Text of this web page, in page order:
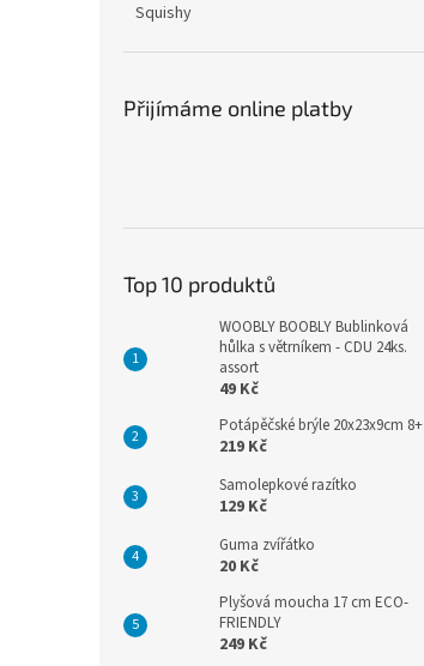
Squishy
Přijímáme online platby
Top 10 produktů
WOOBLY BOOBLY Bublinková
hůlka s větrníkem - CDU 24ks.
assort
49 Kč
Potápěčské brýle 20x23x9cm 8+
219 Kč
Samolepkové razítko
129 Kč
Guma zvířátko
20 Kč
Plyšová moucha 17 cm ECO-
FRIENDLY
249 Kč